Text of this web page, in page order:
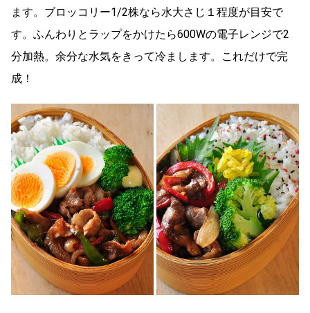
ます。ブロッコリー1/2株なら水大さじ１程度が目安で
す。ふんわりとラップをかけたら600Wの電子レンジで2
分加熱。余分な水気をきって冷まします。これだけで完
成！